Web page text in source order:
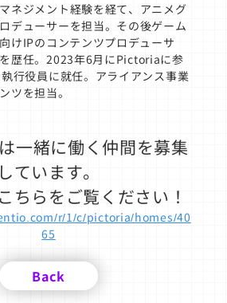
ネジメント経験を経て、アニメグ
デューサーを担当。その後ゲーム
けIPのコンテンツプロデューサ
歴任。2023年6月にPictoriaに参
行役員に就任。アライアンス事業
ツを担当。
一緒に働く仲間を募集
しています。
ちらをご覧ください！
r/1/c/pictoria/homes/40
65
Back